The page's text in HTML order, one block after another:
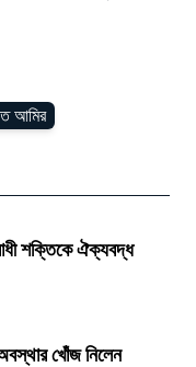
আমির
শক্তিকে ঐক্যবদ্ধ
খোঁজ নিলেন